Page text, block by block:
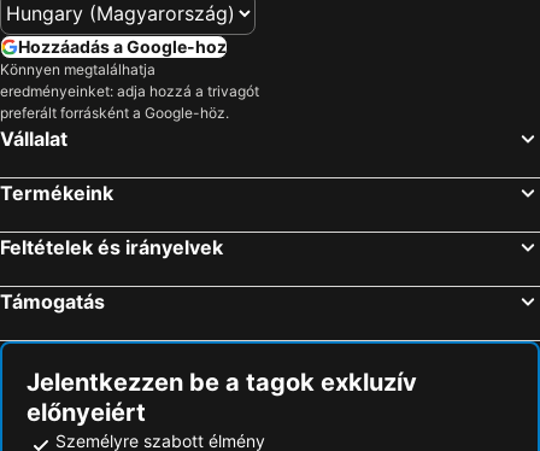
Hozzáadás a Google-hoz
Könnyen megtalálhatja
eredményeinket: adja hozzá a trivagót
preferált forrásként a Google-höz.
Vállalat
Termékeink
Feltételek és irányelvek
Támogatás
Jelentkezzen be a tagok exkluzív
előnyeiért
Személyre szabott élmény